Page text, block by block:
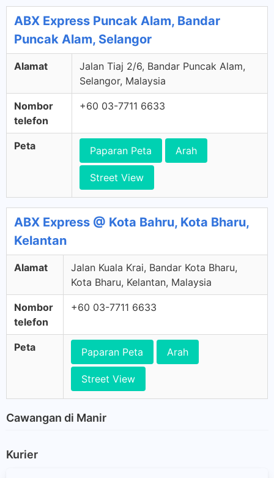
ABX Express Puncak Alam, Bandar
Puncak Alam, Selangor
Alamat
Jalan Tiaj 2/6, Bandar Puncak Alam,
Selangor, Malaysia
Nombor
telefon
+60 03-7711 6633
Peta Paparan Peta Arah
Street View
ABX Express @ Kota Bahru, Kota Bharu,
Kelantan
Alamat
Jalan Kuala Krai, Bandar Kota Bharu,
Kota Bharu, Kelantan, Malaysia
Nombor
telefon
+60 03-7711 6633
Peta Paparan Peta Arah
Street View
Cawangan di Manir
Kurier